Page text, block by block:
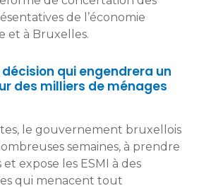
de l’économie
et à Bruxelles.
qui engendrera un
des milliers de ménages
le gouvernement bruxellois
semaines, à prendre
expose les ESMI à des
qui menacent tout